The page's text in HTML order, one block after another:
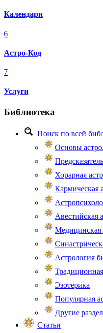
Календари
6
Астро-Код
7
Услуги
Библиотека
Поиск по всей
Основы
Хорарная
Кармическая
Авестийская
Медицинская
Астрология
Эзотерика
Популярная
Другие
Статьи